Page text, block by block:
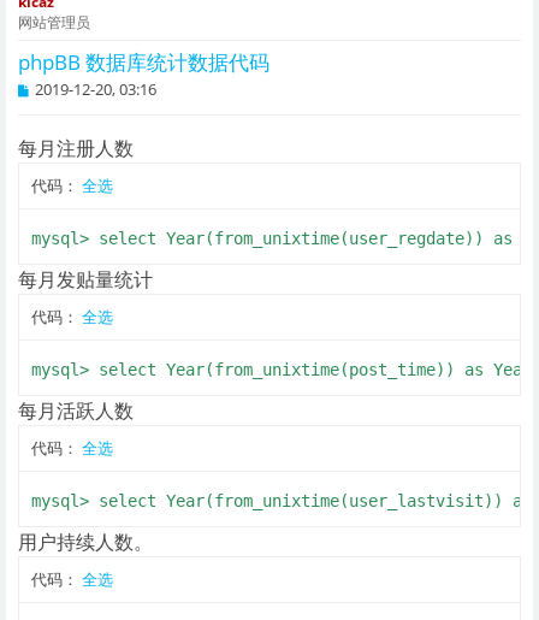
网站管理员
phpBB 数据库统计数据代码
帖
2019-12-20, 03:16
每月注册人数
代码： 全选
mysql> select Year(from_unixtime(user_regdate)) as
每月发贴量统计
代码： 全选
mysql> select Year(from_unixtime(post_time)) as
每月活跃人数
代码： 全选
mysql> select Year(from_unixtime(user_lastvisit))
用户持续人数。
代码： 全选